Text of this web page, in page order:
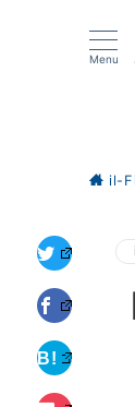
Menu
il-